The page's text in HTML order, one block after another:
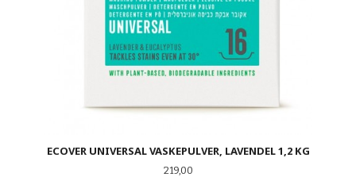
ECOVER UNIVERSAL VASKEPULVER, LAVENDEL 1,2 KG
Pris
219,00